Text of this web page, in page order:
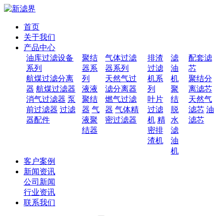
首页
关于我们
产品中心
油库过滤设备
系列
航煤过滤分离
器 航煤过滤器
消气过滤器 泵
前过滤器 过滤
器配件
聚结
器系
列
液液
聚结
器 气
液聚
结器
气体过滤
器系列
天然气过
滤分离器
燃气过滤
器 气体精
密过滤器
排渣
过滤
机系
列
叶片
过滤
机 精
密排
渣机
滤
油
机
聚
结
脱
水
滤
油
机
配套滤
芯
聚结分
离滤芯
天然气
滤芯 油
滤芯
客户案例
新闻资讯
公司新闻
行业资讯
联系我们